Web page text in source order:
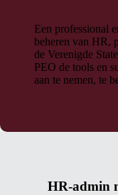
Een professional
beheren van HR,
de Verenigde
PEO de tools en
aan te nemen, te
HR-admin